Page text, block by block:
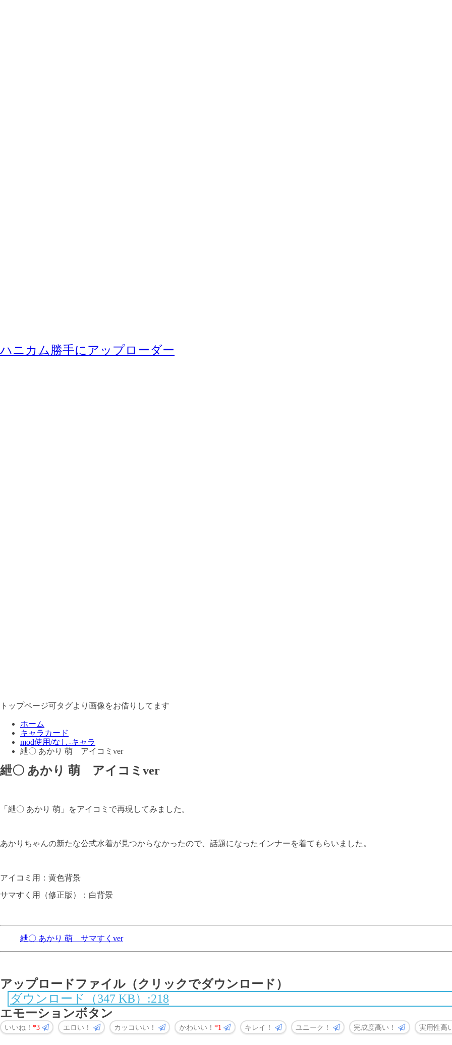
ハニカム勝手にアップローダー
トップページ可タグより画像をお借りしてます
ホーム
キャラカード
mod使用/なし-キャラ
紲〇 あかり 萌 アイコミver
紲〇 あかり 萌 アイコミver
「紲〇 あかり 萌」をアイコミで再現してみました。
あかりちゃんの新たな公式水着が見つからなかったので、話題になったインナーを着てもらいました。
アイコミ用：黄色背景
サマすく用（修正版）：白背景
紲〇 あかり 萌 サマすくver
アップロードファイル（クリックでダウンロード）
ダウンロード（347 KB）:218
エモーションボタン
いいね！ 3 エロい！ カッコいい！ かわいい！ 1 キレイ！ ユニーク！ 完成度高い！ 実用性高